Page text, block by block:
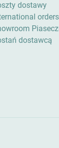
dostawy
orders
dostawcą